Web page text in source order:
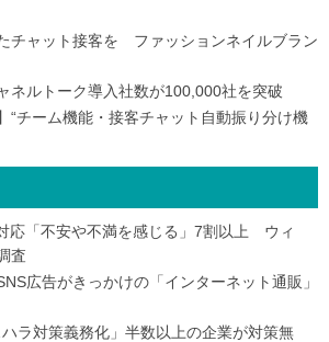
チャット接客を ファッションネイルブラン
ネルトーク導入社数が100,000社を突破
“チーム機能・接客チャット自動振り分け機
応「不安や不満を感じる」7割以上 ウィ
査
広告がきっかけの「インターネット通販」
ラ対策義務化」半数以上の企業が対策無